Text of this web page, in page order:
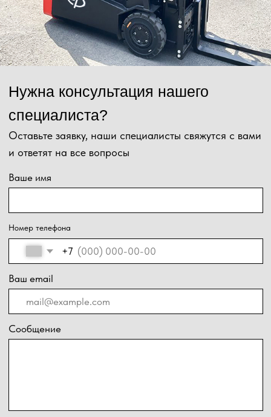
Отправить
данных и соглашаетесь с политикой конфиденциальности